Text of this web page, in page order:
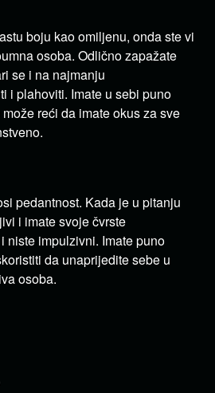
boju kao omiljenu, onda ste vi
osoba. Odlično zapažate
se i na najmanju
i plahoviti. Imate u sebi puno
reći da imate okus za sve
pedantnost. Kada je u pitanju
i imate svoje čvrste
niste impulzivni. Imate puno
da unaprijedite sebe u
osoba.